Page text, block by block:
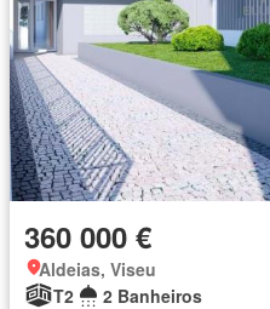
360 000 €
Aldeias, Viseu
T2
2 Banheiros